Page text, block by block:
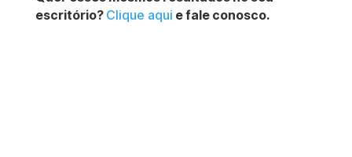
escritório? Clique aqui e fale conosco.